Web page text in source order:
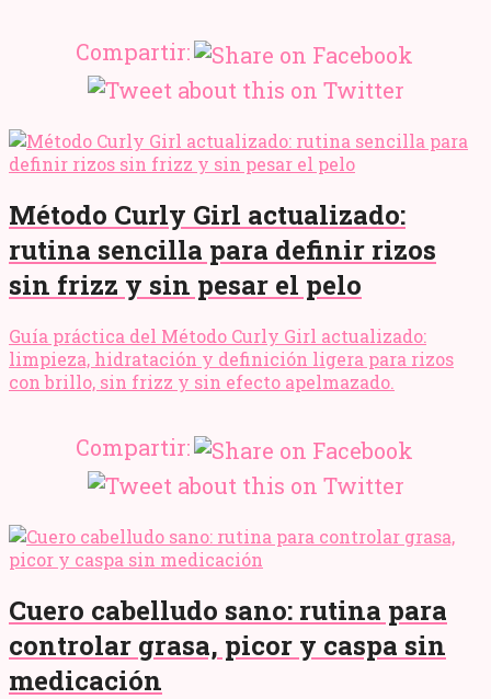
Compartir:
Método Curly Girl actualizado:
rutina sencilla para definir rizos
sin frizz y sin pesar el pelo
Guía práctica del Método Curly Girl actualizado:
limpieza, hidratación y definición ligera para rizos
con brillo, sin frizz y sin efecto apelmazado.
Compartir:
Cuero cabelludo sano: rutina para
controlar grasa, picor y caspa sin
medicación